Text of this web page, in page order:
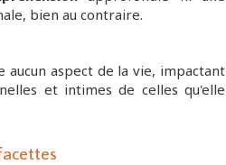
bien au contraire.
aspect de la vie, impactant
et intimes de celles qu'elle